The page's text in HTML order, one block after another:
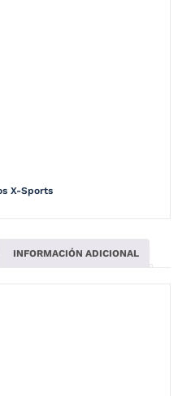
X-Sports
INFORMACIÓN ADICIONAL